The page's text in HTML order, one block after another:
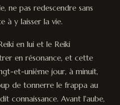
ne pas redescendre sans
à y laisser la vie.
en lui et le Reiki
en résonance, et cette
et-unième jour, à minuit,
de tonnerre le frappa au
connaissance. Avant l'aube,